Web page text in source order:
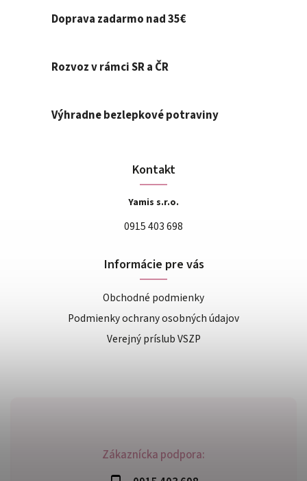
Doprava zadarmo nad 35€
Rozvoz v rámci SR a ČR
Výhradne bezlepkové potraviny
Zákaznícka podpora:
Kontakt
Yamis s.r.o.
0915 403 698
Informácie pre vás
Obchodné podmienky
Podmienky ochrany osobných údajov
Verejný príslub VSZP